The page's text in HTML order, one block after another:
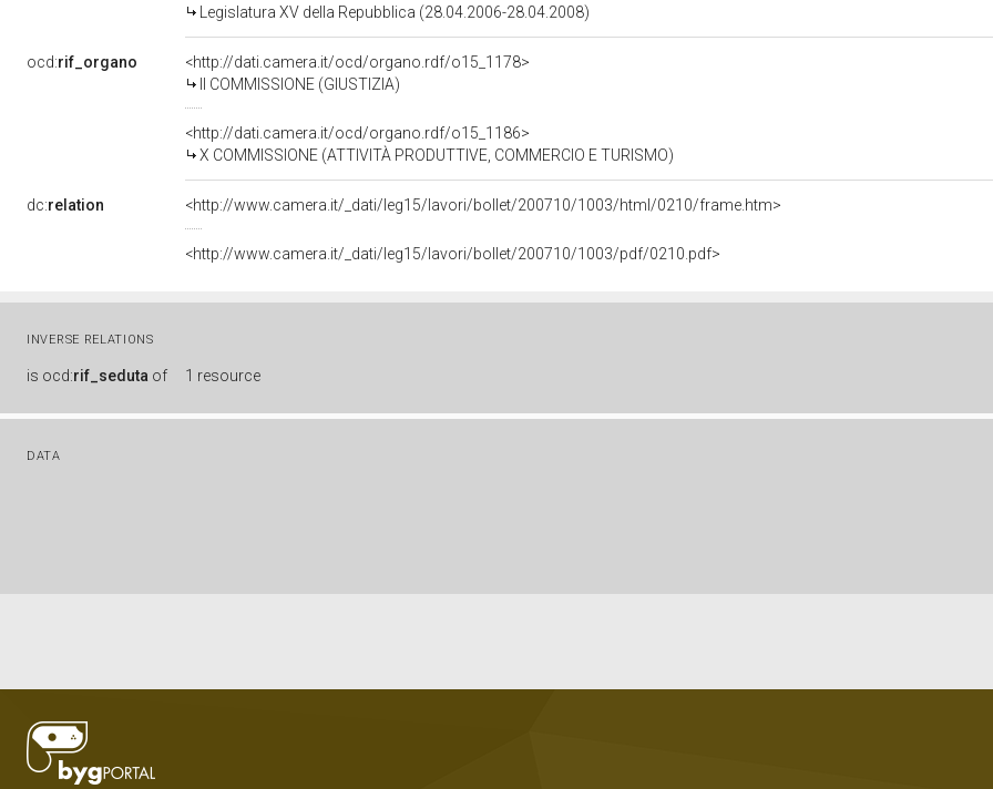
Legislatura XV della Repubblica (28.04.2006-28.04.2008)
ocd:rif_organo
<http://dati.camera.it/ocd/organo.rdf/o15_1178>
II COMMISSIONE (GIUSTIZIA)
<http://dati.camera.it/ocd/organo.rdf/o15_1186>
X COMMISSIONE (ATTIVITÀ PRODUTTIVE, COMMERCIO E TURISMO)
dc:relation <http://www.camera.it/_dati/leg15/lavori/bollet/200710/1003/html/0210/frame.htm>
<http://www.camera.it/_dati/leg15/lavori/bollet/200710/1003/pdf/0210.pdf>
INVERSE RELATIONS
is ocd:rif_seduta of 1 resource
DATA